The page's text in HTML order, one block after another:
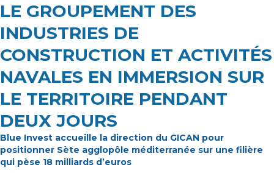
LE GROUPEMENT DES
INDUSTRIES DE
CONSTRUCTION ET ACTIVITÉS
NAVALES EN IMMERSION SUR
LE TERRITOIRE PENDANT
DEUX JOURS
Blue Invest accueille la direction du GICAN pour
positionner Sète agglopôle méditerranée sur une filière
qui pèse 18 milliards d’euros